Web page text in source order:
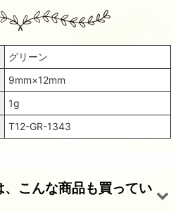
グリーン
9mm×12mm
1g
T12-GR-1343
、こんな商品も買ってい